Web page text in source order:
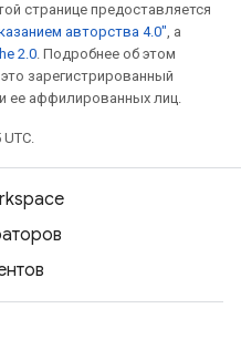
странице предоставляется
авторства 4.0", а
2.0. Подробнее об этом
зарегистрированный
ее аффилированных лиц.